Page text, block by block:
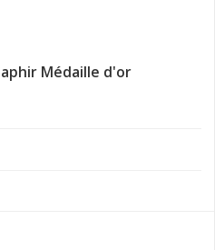
Médaille d'or